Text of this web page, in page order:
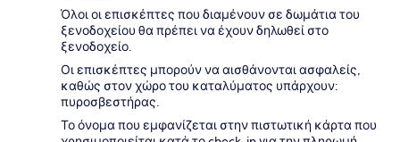
Όλοι οι επισκέπτες που διαμένουν σε δωμάτια του
ξενοδοχείου θα πρέπει να έχουν δηλωθεί στο
ξενοδοχείο.
Οι επισκέπτες μπορούν να αισθάνονται ασφαλείς,
καθώς στον χώρο του καταλύματος υπάρχουν:
πυροσβεστήρας.
Το όνομα που εμφανίζεται στην πιστωτική κάρτα που